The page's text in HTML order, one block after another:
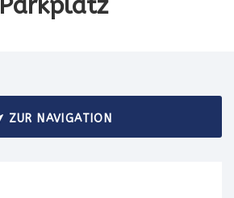
ZUR NAVIGATION